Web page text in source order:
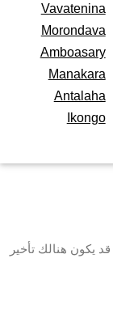
Vavatenina
Morondava
Amboasary
Manakara
Antalaha
Ikongo
يكون هنالك تأخير